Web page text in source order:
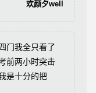
欢颜夕well
门我全只看了
前两小时突击
是十分的把